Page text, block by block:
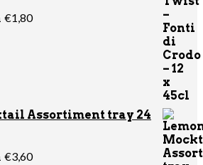
€1,80
Assortiment tray 24
€3,60